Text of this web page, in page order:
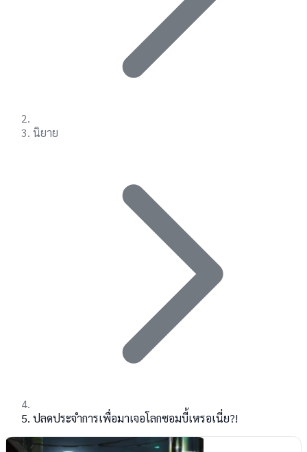
นิยาย
ปลดประจำการเพื่อมาเจอโลกซอมบี้เหรอเนี่ย?!